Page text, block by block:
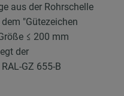
aus der Rohrschelle
"Gütezeichen
≤ 200 mm
der
GZ 655-B